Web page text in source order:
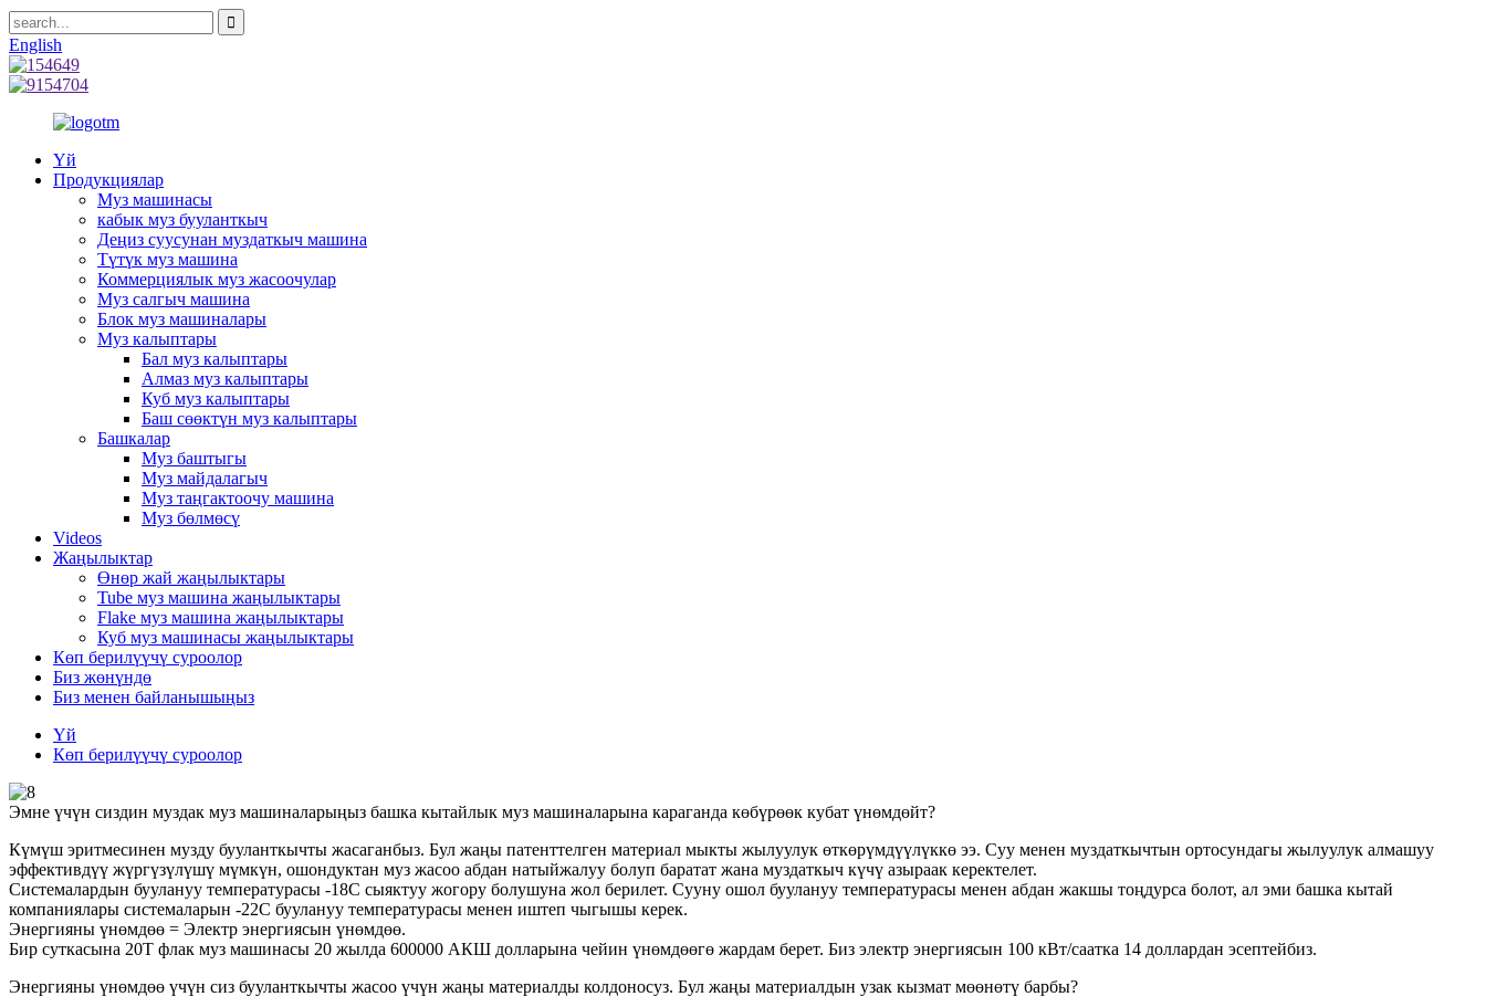
English
Үй
Продукциялар
Муз машинасы
кабык муз бууланткыч
Деңиз суусунан муздаткыч машина
Түтүк муз машина
Коммерциялык муз жасоочулар
Муз салгыч машина
Блок муз машиналары
Муз калыптары
Бал муз калыптары
Алмаз муз калыптары
Куб муз калыптары
Баш сөөктүн муз калыптары
Башкалар
Муз баштыгы
Муз майдалагыч
Муз таңгактоочу машина
Муз бөлмөсү
Videos
Жаңылыктар
Өнөр жай жаңылыктары
Tube муз машина жаңылыктары
Flake муз машина жаңылыктары
Куб муз машинасы жаңылыктары
Көп берилүүчү суроолор
Биз жөнүндө
Биз менен байланышыңыз
Үй
Көп берилүүчү суроолор
Эмне үчүн сиздин муздак муз машиналарыңыз башка кытайлык муз машиналарына караганда көбүрөөк кубат үнөмдөйт?
Күмүш эритмесинен музду бууланткычты жасаганбыз. Бул жаңы патенттелген материал мыкты жылуулук өткөрүмдүүлүккө ээ. Суу менен муздаткычтын ортосундагы жылуулук алмашуу
эффективдүү жүргүзүлүшү мүмкүн, ошондуктан муз жасоо абдан натыйжалуу болуп баратат жана муздаткыч күчү азыраак керектелет.
Системалардын буулануу температурасы -18С сыяктуу жогору болушуна жол берилет. Сууну ошол буулануу температурасы менен абдан жакшы тоңдурса болот, ал эми башка кытай
компаниялары системаларын -22C буулануу температурасы менен иштеп чыгышы керек.
Энергияны үнөмдөө = Электр энергиясын үнөмдөө.
Бир суткасына 20T флак муз машинасы 20 жылда 600000 АКШ долларына чейин үнөмдөөгө жардам берет. Биз электр энергиясын 100 кВт/саатка 14 доллардан эсептейбиз.
Энергияны үнөмдөө үчүн сиз бууланткычты жасоо үчүн жаңы материалды колдоносуз. Бул жаңы материалдын узак кызмат мөөнөтү барбы?